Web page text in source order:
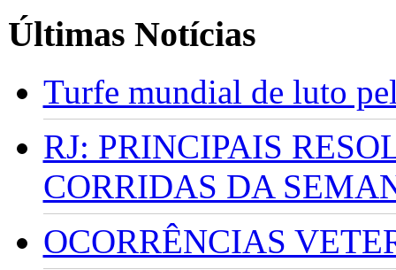
Últimas Notícias
Turfe mundial de luto
RJ: PRINCIPAIS
CORRIDAS DA
OCORRÊNCIAS